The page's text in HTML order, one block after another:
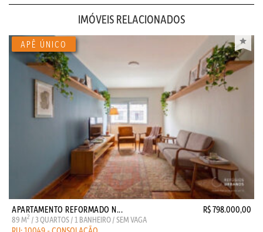
IMÓVEIS RELACIONADOS
APARTAMENTO REFORMADO N... R$ 798.000,00
89 M2 / 3 QUARTOS / 1 BANHEIRO / SEM VAGA